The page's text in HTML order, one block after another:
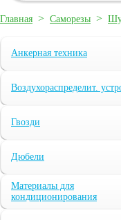
Главная > Саморезы >
Анкерная техника
Воздухораспределит.
Гвозди
Дюбели
Материалы для
кондиционирования